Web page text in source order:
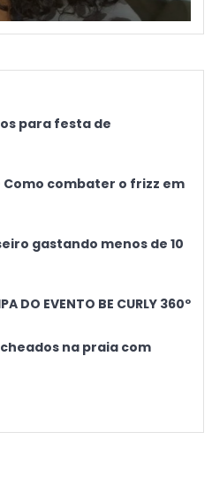
para festa de
combater o frizz em
gastando menos de 10
DO EVENTO BE CURLY 360º
na praia com